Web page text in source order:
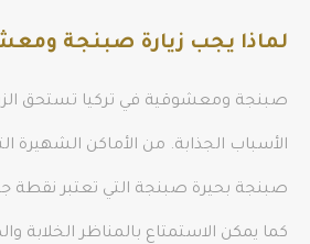
لماذا يجب زيارة صبنجة
صبنجة ومعشوقية في تركيا تستحق
الأسباب الجذابة. من الأماكن الشهيرة
صبنجة بحيرة صبنجة التي تعتبر نقطة
كما يمكن الاستمتاع بالمناظر الخلابة